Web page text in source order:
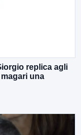
replica agli
una